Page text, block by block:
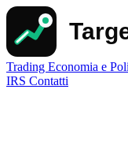
Trading Economia e
IRS Contatti